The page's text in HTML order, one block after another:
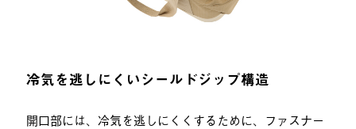
冷気を逃しにくいシールドジップ構造
開口部には、冷気を逃しにくくするために、ファスナー